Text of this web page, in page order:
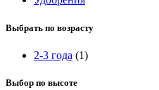
Выбрать по возрасту
2-3 года (1)
Выбор по высоте